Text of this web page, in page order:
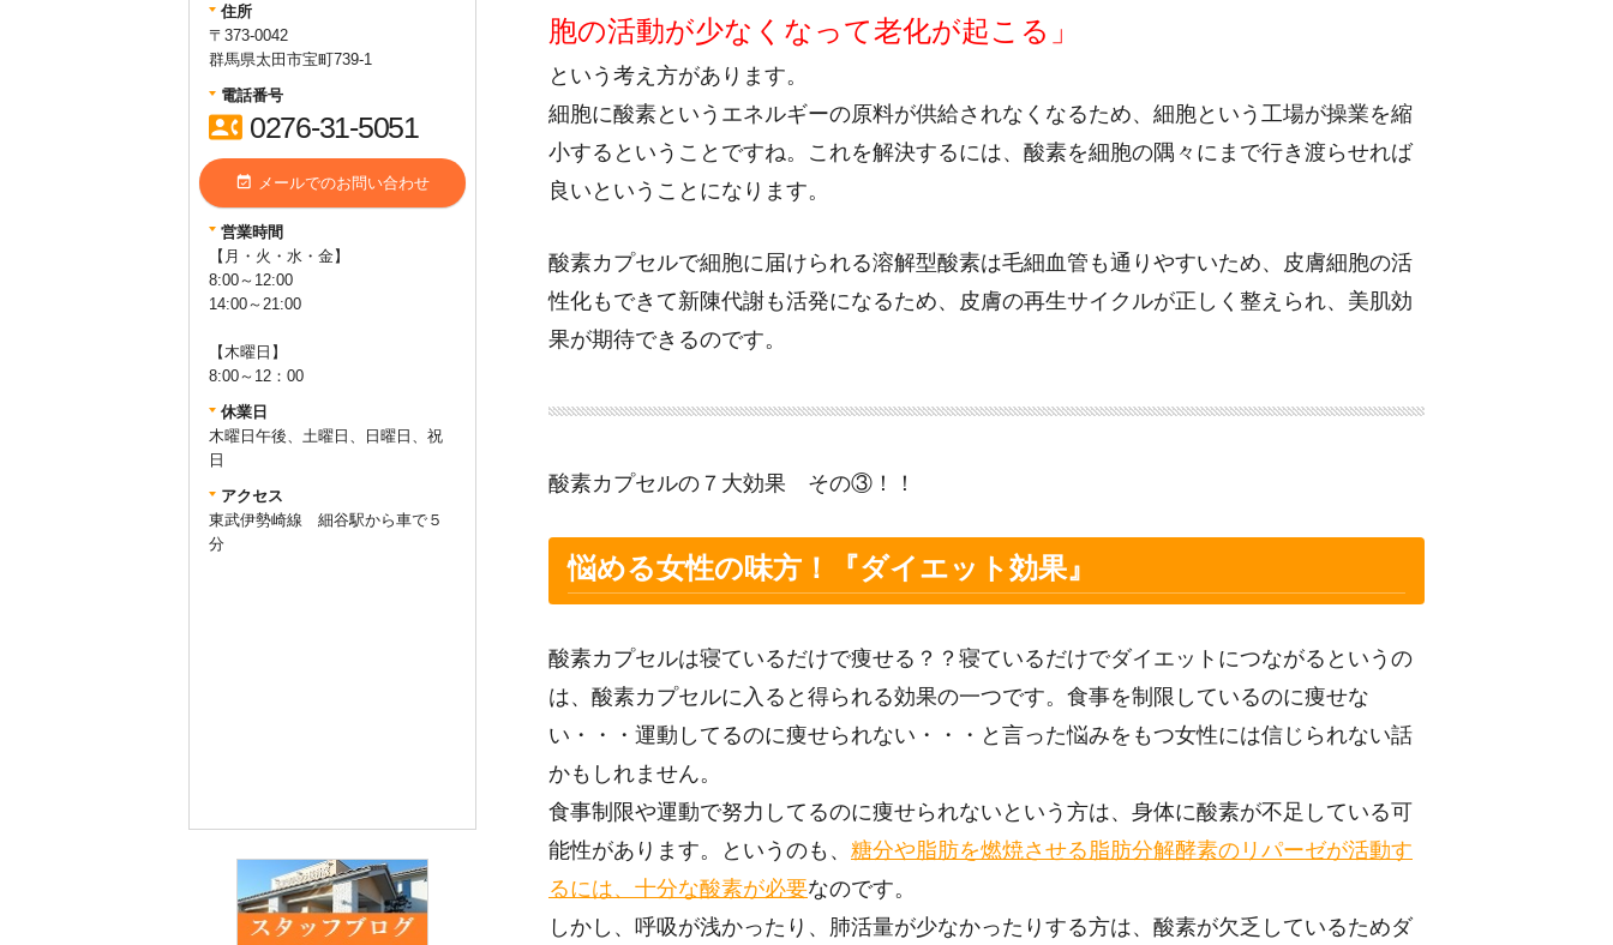
胞の活動が少なくなって老化が起こる」
という考え方があります。
細胞に酸素というエネルギーの原料が供給されなくなるため、細胞という工場が操業を縮
小するということですね。これを解決するには、酸素を細胞の隅々にまで行き渡らせれば
良いということになります。
酸素カプセルで細胞に届けられる溶解型酸素は毛細血管も通りやすいため、皮膚細胞の活
性化もできて新陳代謝も活発になるため、皮膚の再生サイクルが正しく整えられ、美肌効
果が期待できるのです。
酸素カプセルの７大効果 その③！！
悩める女性の味方！『ダイエット効果』
酸素カプセルは寝ているだけで痩せる？？寝ているだけでダイエットにつながるというの
は、酸素カプセルに入ると得られる効果の一つです。食事を制限しているのに痩せな
い・・・運動してるのに痩せられない・・・と言った悩みをもつ女性には信じられない話
かもしれません。
食事制限や運動で努力してるのに痩せられないという方は、身体に酸素が不足している可
能性があります。というのも、 糖分や脂肪を燃焼させる脂肪分解酵素のリパーゼが活動す
るには、十分な酸素が必要なのです。
しかし、呼吸が浅かったり、肺活量が少なかったりする方は、酸素が欠乏しているためダ
住所
〒373-0042
群馬県太田市宝町739-1
電話番号
contact_phone 0276-31-5051
event_available メールでのお問い合わせ
営業時間
【月・火・水・金】
8:00～12:00
14:00～21:00
【木曜日】
8:00～12：00
休業日
木曜日午後、土曜日、日曜日、祝
日
アクセス
東武伊勢崎線 細谷駅から車で５
分